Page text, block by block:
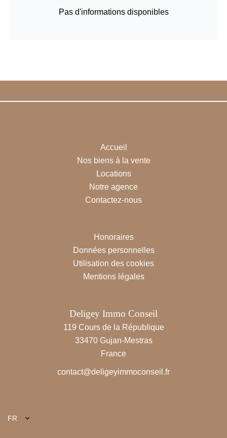
Pas d'informations disponibles
Accueil
Nos biens à la vente
Locations
Notre agence
Contactez-nous
Honoraires
Données personnelles
Utilisation des cookies
Mentions légales
Deligey Immo Conseil
119 Cours de la République
33470Gujan-Mestras
France
contact@deligeyimmoconseil.fr
FR